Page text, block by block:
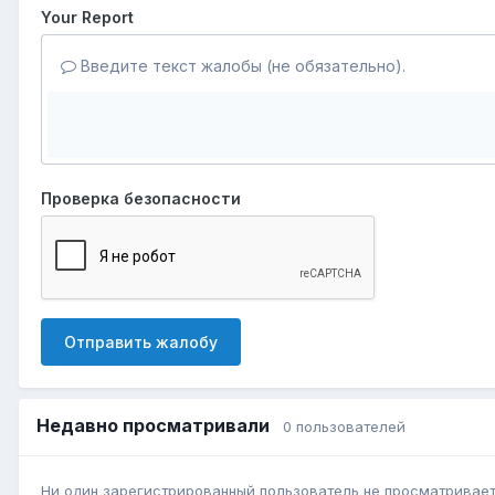
Your Report
Введите текст жалобы (не обязательно).
Проверка безопасности
Отправить жалобу
Недавно просматривали 0 пользователей
Ни один зарегистрированный пользователь не